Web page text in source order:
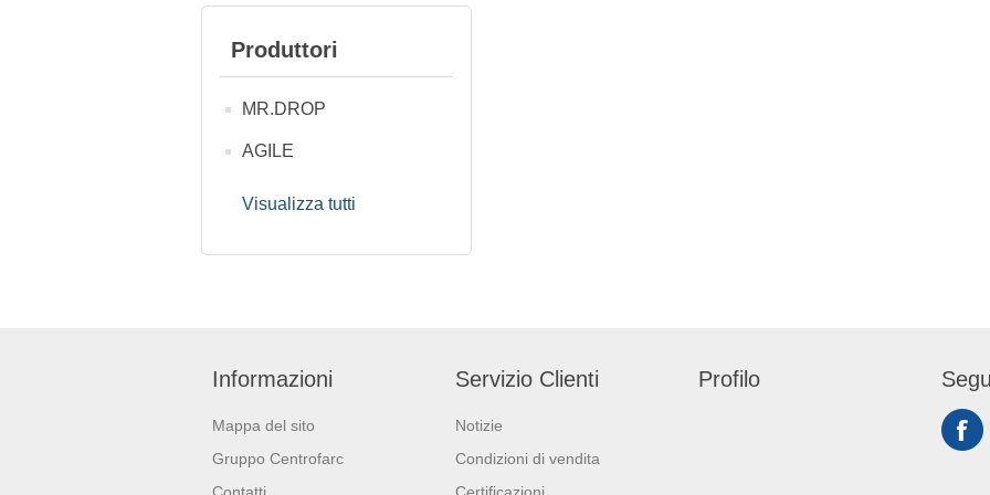
Produttori
MR.DROP
AGILE
Visualizza tutti
Informazioni
Mappa del sito
Gruppo Centrofarc
Servizio Clienti
Notizie
Condizioni di vendita
Profilo